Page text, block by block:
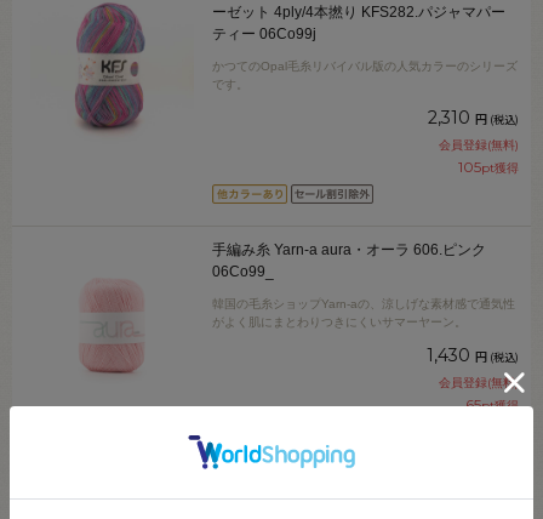
ーゼット 4ply/4本撚り KFS282.パジャマパー
ティー 06Co99j
かつてのOpal毛糸リバイバル版の人気カラーのシリーズ
です。
2,310 円 (税込)
会員登録(無料)
105pt獲得
手編み糸 Yarn-a aura・オーラ 606.ピンク
06Co99_
韓国の毛糸ショップYarn-aの、涼しげな素材感で通気性
がよく肌にまとわりつきにくいサマーヤーン。
1,430 円 (税込)
会員登録(無料)
65pt獲得